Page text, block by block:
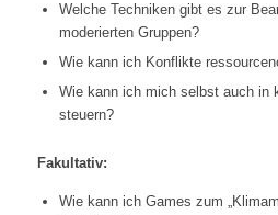
Welche Techniken gibt es zur
moderierten Gruppen?
Wie kann ich Konflikte
Wie kann ich mich selbst auch in
steuern?
Fakultativ:
Wie kann ich Games zum